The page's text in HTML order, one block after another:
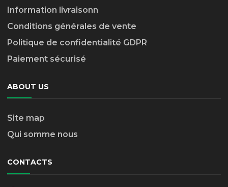
Information livraisonn
Conditions générales de vente
Politique de confidentialité GDPR
Paiement sécurisé
ABOUT US
Site map
Qui somme nous
CONTACTS